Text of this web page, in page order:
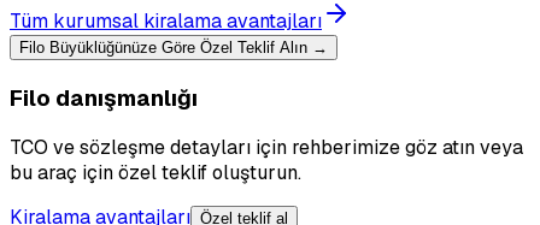
Tüm kurumsal kiralama avantajları
Filo Büyüklüğünüze Göre Özel Teklif Alın →
Filo danışmanlığı
TCO ve sözleşme detayları için rehberimize göz atın veya
bu araç için özel teklif oluşturun.
Kiralama avantajları Özel teklif al